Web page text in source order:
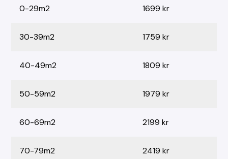
0-29m2 1699 kr
30-39m2 1759 kr
40-49m2 1809 kr
50-59m2 1979 kr
60-69m2 2199 kr
70-79m2 2419 kr